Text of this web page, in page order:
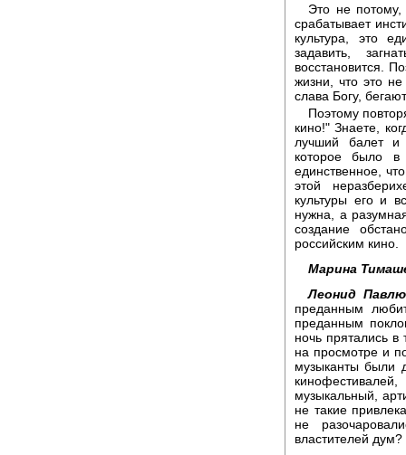
Это не
срабатывает
культура, это
задавить,
восстановится.
жизни, что это
слава Богу,
Поэтому
кино!" Знаете,
лучший балет и
которое было
единственное,
этой
культуры его и
нужна, а
создание
российским кино.
Марина
Леонид
преданным
преданным
ночь прятались
на просмотре и
музыканты были
музыкальный,
не такие
не
властителей дум?